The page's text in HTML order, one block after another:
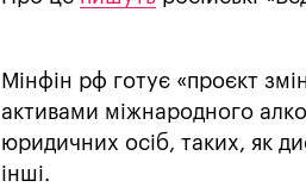
Мінфін рф готує «проєкт
активами міжнародного
юридичних осіб, таких, як
інші.